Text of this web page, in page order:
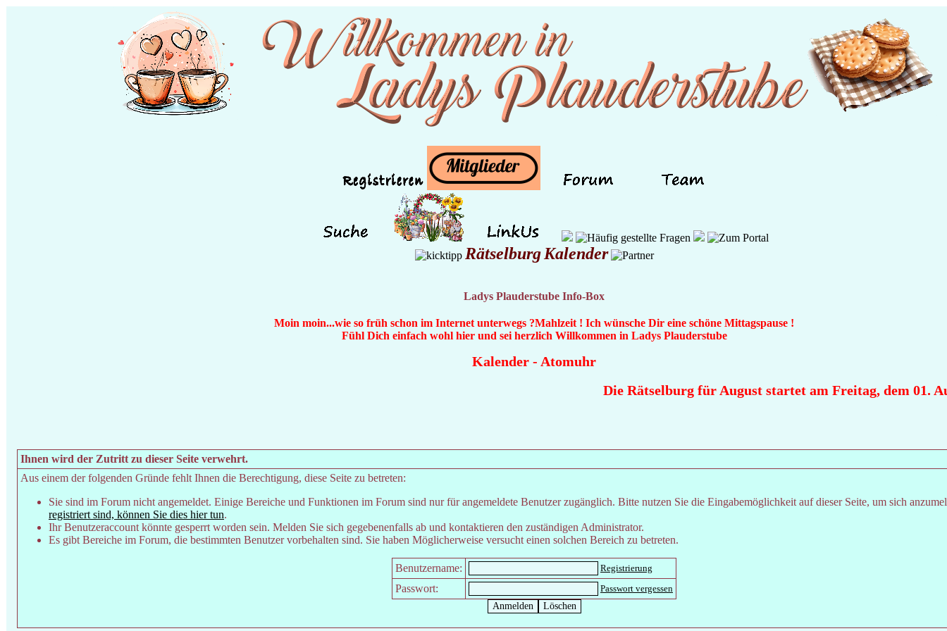
Rätselburg Kalender
Ladys Plauderstube Info-Box
Moin moin...wie so früh schon im Internet unterwegs ?Mahlzeit ! Ich wünsche Dir eine schöne Mittagspause !
Fühl Dich einfach wohl hier und sei herzlich Willkommen in Ladys Plauderstube
Kalender - Atomuhr
Die Rätselburg für August startet am Freitag, dem 01.
Ihnen wird der Zutritt zu dieser Seite verwehrt.
Aus einem der folgenden Gründe fehlt Ihnen die Berechtigung, diese Seite zu betreten:
Sie sind im Forum nicht angemeldet. Einige Bereiche und Funktionen im Forum sind nur für angemeldete Benutzer zugänglich. Bitte nutzen Sie die Eingabemöglichkeit auf dieser Seite, um sich
registriert sind, können Sie dies hier tun.
Ihr Benutzeraccount könnte gesperrt worden sein. Melden Sie sich gegebenenfalls ab und kontaktieren den zuständigen Administrator.
Es gibt Bereiche im Forum, die bestimmten Benutzer vorbehalten sind. Sie haben Möglicherweise versucht einen solchen Bereich zu betreten.
Benutzername: Registrierung
Passwort: Passwort vergessen